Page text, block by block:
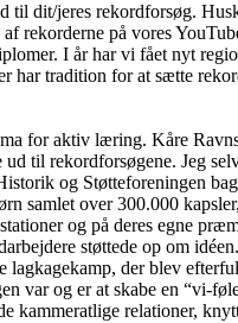
dit/jeres rekordforsøg.
rekorderne på vores
I år har vi fået nyt
tradition for at sætte
for aktiv læring. Kåre
til rekordforsøgene. Jeg
og Støtteforeningen
samlet over 300.000
og på deres egne
støttede op om
der blev
var og er at skabe en “vi-
kammeratlige relationer,